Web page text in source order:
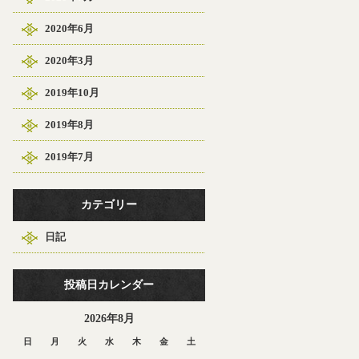
2020年6月
2020年3月
2019年10月
2019年8月
2019年7月
カテゴリー
日記
投稿日カレンダー
2026年8月
日 月 火 水 木 金 土